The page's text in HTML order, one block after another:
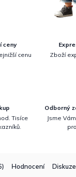
ceny
cenu
Zboží
Tisíce
Odborný
Jsme
Hodnocení Diskuze